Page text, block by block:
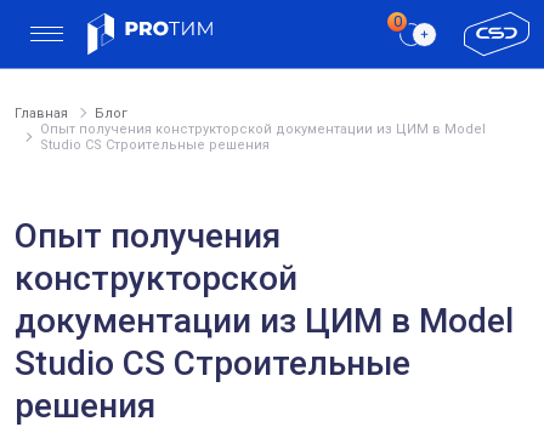
Главная
Блог
Опыт получения конструкторской документации из ЦИМ в Model
Studio CS Строительные решения
Опыт получения
конструкторской
документации из ЦИМ в Model
Studio CS Строительные
решения